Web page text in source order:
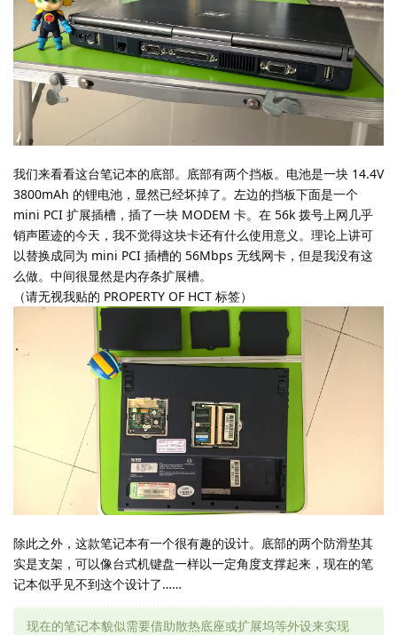
我们来看看这台笔记本的底部。底部有两个挡板。电池是一块 14.4V
3800mAh 的锂电池，显然已经坏掉了。左边的挡板下面是一个
mini PCI 扩展插槽，插了一块 MODEM 卡。在 56k 拨号上网几乎
销声匿迹的今天，我不觉得这块卡还有什么使用意义。理论上讲可
以替换成同为 mini PCI 插槽的 56Mbps 无线网卡，但是我没有这
么做。中间很显然是内存条扩展槽。
（请无视我贴的 PROPERTY OF HCT 标签）
除此之外，这款笔记本有一个很有趣的设计。底部的两个防滑垫其
实是支架，可以像台式机键盘一样以一定角度支撑起来，现在的笔
记本似乎见不到这个设计了……
现在的笔记本貌似需要借助散热底座或扩展坞等外设来实现